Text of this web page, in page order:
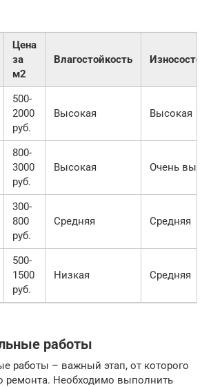
Цена
за
м2
Влагостойкость
500-
2000
руб.
Высокая Высокая
800-
3000
руб.
Высокая Очень
300-
800
руб.
Средняя Средняя
500-
1500
руб.
Низкая Средняя
работы
работы – важный этап, от которого
ремонта. Необходимо выполнить